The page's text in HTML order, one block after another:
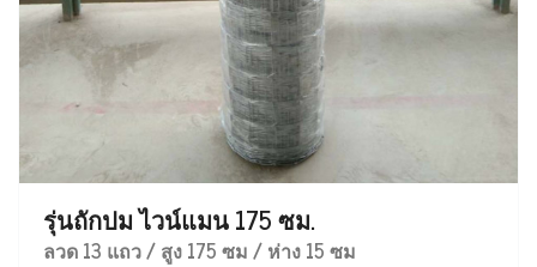
รุ่นถักปม ไวน์แมน 175 ซม.
ลวด 13 แถว / สูง 175 ซม / ห่าง 15 ซม